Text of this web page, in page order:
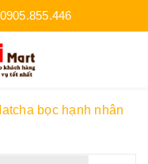
0905.855.446
bọc hạnh nhân